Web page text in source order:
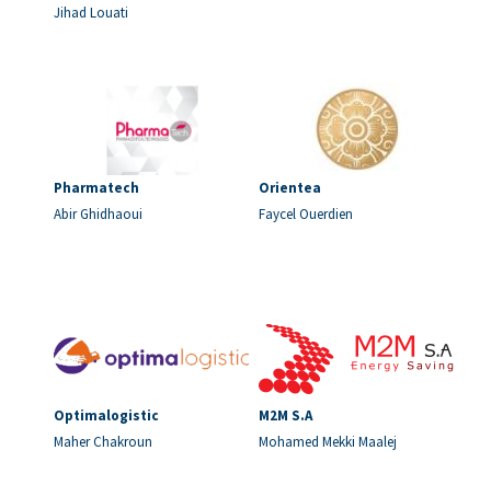
Jihad Louati
Pharmatech
Abir Ghidhaoui
Orientea
Faycel Ouerdien
Optimalogistic
Maher Chakroun
M2M S.A
Mohamed Mekki Maalej